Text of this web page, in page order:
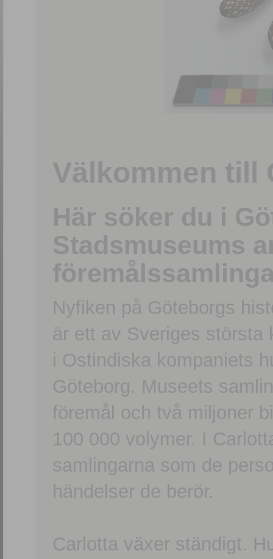
Välkommen till
Här söker du i
Stadsmuseums
Nyfiken på Göteborgs
är ett av Sveriges största
i Ostindiska kompaniets
Göteborg. Museets
föremål och två miljoner
100 000 volymer. I
samlingarna som de
händelser de berör.
Carlotta växer ständigt.